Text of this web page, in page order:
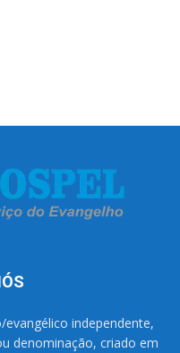
independente,
denominação, criado em